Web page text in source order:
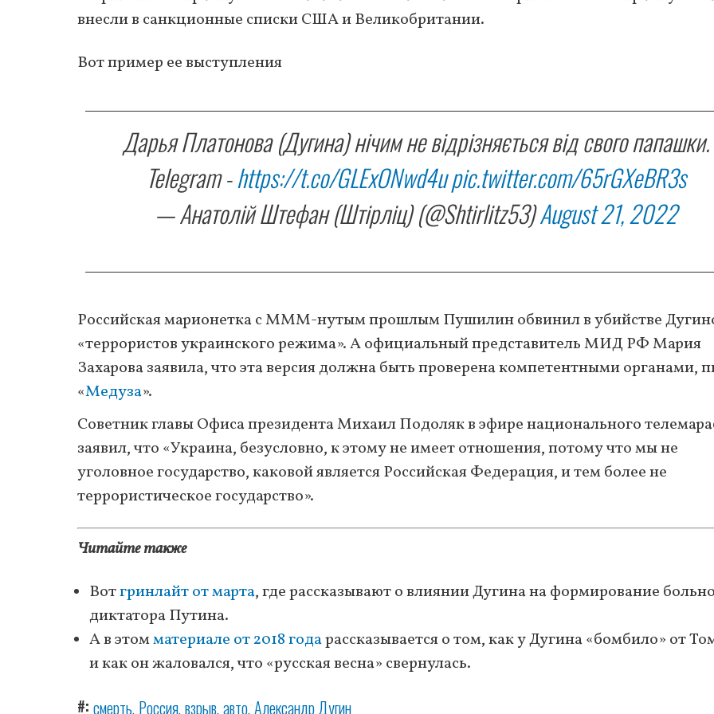
внесли в санкционные списки США и Великобритании.
Вот пример ее выступления
Дарья Платонова (Дугина) нічим не відрізняється від свого папашки.
Telegram -https://t.co/GLExONwd4upic.twitter.com/65rGXeBR3s
— Анатолій Штефан (Штірліц) (@Shtirlitz53)August 21, 2022
Российская марионетка с МММ-нутым прошлым Пушилин обвинил в убийстве
«террористов украинского режима». А официальный представитель МИД РФ Мария
Захарова заявила, что эта версия должна быть проверена компетентными органами,
«Медуза».
Советник главы Офиса президента Михаил Подоляк в эфире национального
заявил, что «Украина, безусловно, к этому не имеет отношения, потому что мы не
уголовное государство, каковой является Российская Федерация, и тем более не
террористическое государство».
Читайте также
Вотгринлайт от марта, где рассказывают о влиянии Дугина на формирование
диктатора Путина.
А в этомматериале от 2018 годарассказывается о том, как у Дугина «бомбило» от
и как он жаловался, что «русская весна» свернулась.
# смерть Россия взрыв авто Александр Дугин